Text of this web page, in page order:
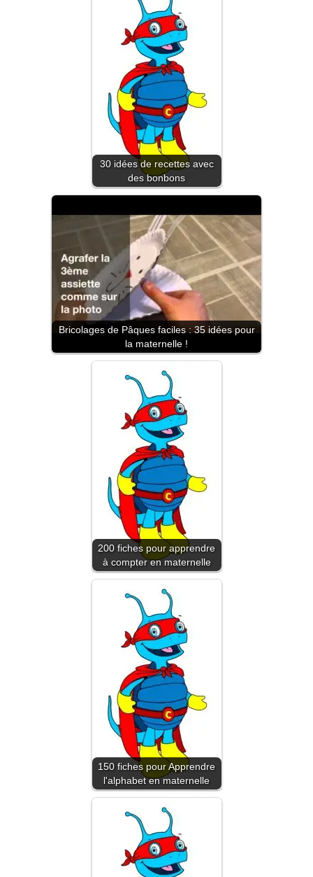
30 idées de recettes avec
des bonbons
Bricolages de Pâques faciles : 35 idées pour
la maternelle !
200 fiches pour apprendre
à compter en maternelle
150 fiches pour Apprendre
l'alphabet en maternelle